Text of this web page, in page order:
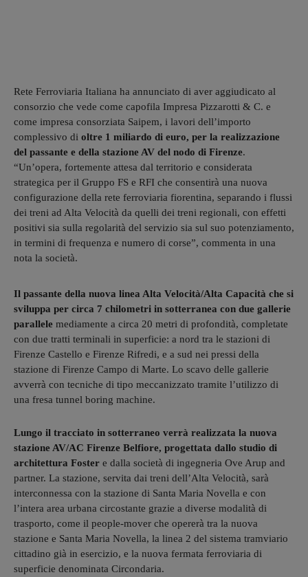
Rete Ferroviaria Italiana ha annunciato di aver aggiudicato al
consorzio che vede come capofila Impresa Pizzarotti & C. e
come impresa consorziata Saipem, i lavori dell’importo
complessivo di oltre 1 miliardo di euro, per la realizzazione
del passante e della stazione AV del nodo di Firenze.
“Un’opera, fortemente attesa dal territorio e considerata
strategica per il Gruppo FS e RFI che consentirà una nuova
configurazione della rete ferroviaria fiorentina, separando i flussi
dei treni ad Alta Velocità da quelli dei treni regionali, con effetti
positivi sia sulla regolarità del servizio sia sul suo potenziamento,
in termini di frequenza e numero di corse”, commenta in una
nota la società.
Il passante della nuova linea Alta Velocità/Alta Capacità che si
sviluppa per circa 7 chilometri in sotterranea con due gallerie
parallele mediamente a circa 20 metri di profondità, completate
con due tratti terminali in superficie: a nord tra le stazioni di
Firenze Castello e Firenze Rifredi, e a sud nei pressi della
stazione di Firenze Campo di Marte. Lo scavo delle gallerie
avverrà con tecniche di tipo meccanizzato tramite l’utilizzo di
una fresa tunnel boring machine.
Lungo il tracciato in sotterraneo verrà realizzata la nuova
stazione AV/AC Firenze Belfiore, progettata dallo studio di
architettura Foster e dalla società di ingegneria Ove Arup and
partner. La stazione, servita dai treni dell’Alta Velocità, sarà
interconnessa con la stazione di Santa Maria Novella e con
l’intera area urbana circostante grazie a diverse modalità di
trasporto, come il people-mover che opererà tra la nuova
stazione e Santa Maria Novella, la linea 2 del sistema tramviario
cittadino già in esercizio, e la nuova fermata ferroviaria di
superficie denominata Circondaria.